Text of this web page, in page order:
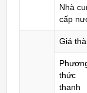
Nhà
cấp
Giá
thức
thanh